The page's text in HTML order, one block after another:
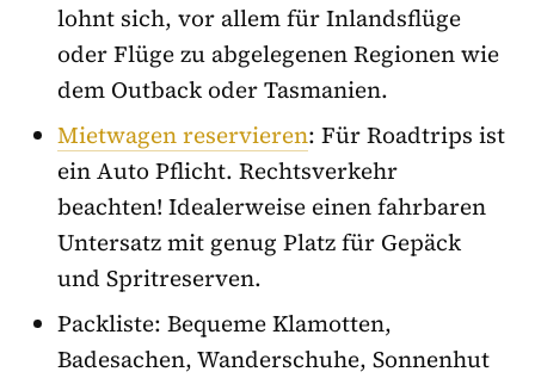
lohnt sich, vor allem für Inlandsflüge
oder Flüge zu abgelegenen Regionen wie
dem Outback oder Tasmanien.
Mietwagen reservieren: Für Roadtrips ist
ein Auto Pflicht. Rechtsverkehr
beachten! Idealerweise einen fahrbaren
Untersatz mit genug Platz für Gepäck
und Spritreserven.
Packliste: Bequeme Klamotten,
Badesachen, Wanderschuhe, Sonnenhut